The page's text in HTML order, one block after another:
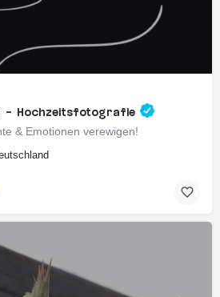
- Hochzeitsfotografie
& Emotionen verewigen!